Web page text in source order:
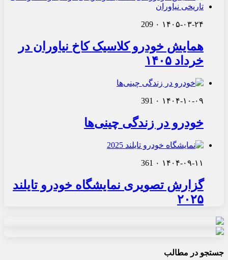
۱۴۰۵-۰۳-۲۴ ۰ 209
همایش خودرو کلاسیک کاخ نیاوران در
خرداد ۱۴۰۵
۱۴۰۴-۱۰-۰۹ ۰ 391
خودرو در زندگی چینی‌ها
۱۴۰۴-۰۹-۱۱ ۰ 361
گزارش تصویری نمایشگاه خودرو تایلند
۲۰۲۵
جستجو در مطالب